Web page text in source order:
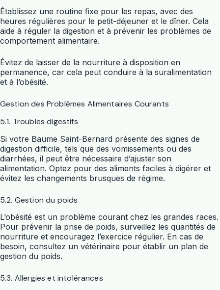
Établissez une routine fixe pour les repas, avec des
heures régulières pour le petit-déjeuner et le dîner. Cela
aide à réguler la digestion et à prévenir les problèmes de
comportement alimentaire.
Évitez de laisser de la nourriture à disposition en
permanence, car cela peut conduire à la suralimentation
et à l’obésité.
Gestion des Problèmes Alimentaires Courants
5.1. Troubles digestifs
Si votre Baume Saint-Bernard présente des signes de
digestion difficile, tels que des vomissements ou des
diarrhées, il peut être nécessaire d’ajuster son
alimentation. Optez pour des aliments faciles à digérer et
évitez les changements brusques de régime.
5.2. Gestion du poids
L’obésité est un problème courant chez les grandes races.
Pour prévenir la prise de poids, surveillez les quantités de
nourriture et encouragez l’exercice régulier. En cas de
besoin, consultez un vétérinaire pour établir un plan de
gestion du poids.
5.3. Allergies et intolérances